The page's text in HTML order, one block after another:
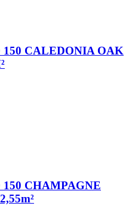
CALEDONIA OAK
CHAMPAGNE